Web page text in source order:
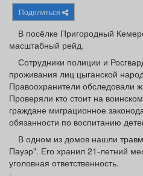
Афиша Обучение
Товары
ТВ программа Я -
Поделиться
В посёлке Пригородный
масштабный рейд.
Сотрудники полиции и
проживания лиц цыганской
Правоохранители обследовали
Проверяли кто стоит на
граждане миграционное
обязанности по воспитанию
В одном из домов нашли
Пауэр". Его хранил 21-летний
уголовная ответственность.